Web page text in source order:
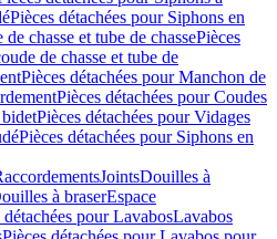
Pièces détachées pour Siphons en
chasse et tube de chassePièces
de chasse et tube de
Pièces détachées pour Manchon de
Pièces détachées pour Coudes
Pièces détachées pour Vidages
Pièces détachées pour Siphons en
JointsDouilles à
à braserEspace
détachées pour LavabosLavabos